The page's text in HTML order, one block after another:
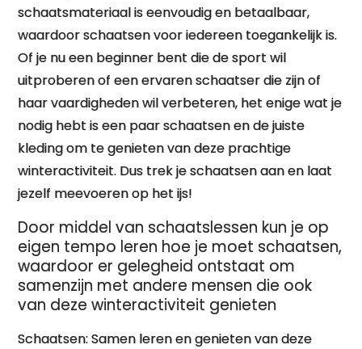
schaatsmateriaal is eenvoudig en betaalbaar,
waardoor schaatsen voor iedereen toegankelijk is.
Of je nu een beginner bent die de sport wil
uitproberen of een ervaren schaatser die zijn of
haar vaardigheden wil verbeteren, het enige wat je
nodig hebt is een paar schaatsen en de juiste
kleding om te genieten van deze prachtige
winteractiviteit. Dus trek je schaatsen aan en laat
jezelf meevoeren op het ijs!
Door middel van schaatslessen kun je op
eigen tempo leren hoe je moet schaatsen,
waardoor er gelegheid ontstaat om
samenzijn met andere mensen die ook
van deze winteractiviteit genieten
Schaatsen: Samen leren en genieten van deze